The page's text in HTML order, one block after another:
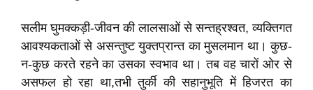
सलीम घुमक्कड़ी-जीवन की लालसाओं से सन्तह्रश्वत, व्यक्तिगत
आवश्यकताओं से असन्तुष्ट युक्तप्रान्त का मुसलमान था। कुछ-
न-कुछ करते रहने का उसका स्वभाव था। तब वह चारों ओर से
असफल हो रहा था,तभी तुर्की की सहानुभूति में हिजरत का